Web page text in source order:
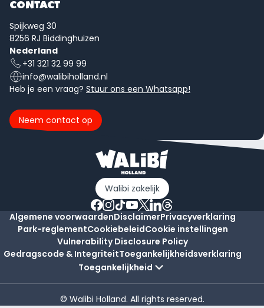
CONTACT
Spijkweg 30
8256 RJ Biddinghuizen
Nederland
+31 321 32 99 99
info@walibiholland.nl
Heb je een vraag? Stuur ons een Whatsapp!
Neem contact op
Walibi zakelijk
Algemene voorwaardenDisclaimerPrivacyverklaring
Park-reglementCookiebeleidCookie instellingen
Vulnerability Disclosure Policy
Gedragscode & IntegriteitToegankelijkheidsverklaring
Toegankelijkheid
© Walibi Holland. All rights reserved.